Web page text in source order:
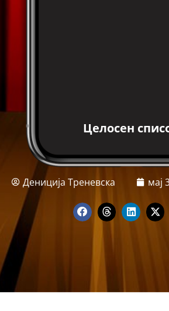
Целосен
Дениција Треневска мај